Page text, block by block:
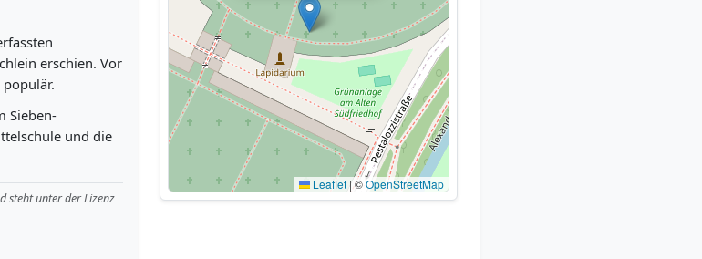
erschien. Vor
Sieben-
und die
steht unter der Lizenz
Leaflet |©OpenStreetMap